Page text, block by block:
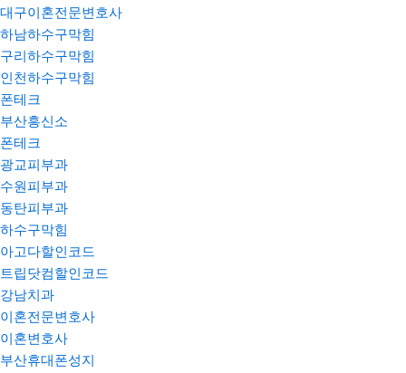
대구이혼전문변호사
하남하수구막힘
구리하수구막힘
인천하수구막힘
폰테크
부산흥신소
폰테크
광교피부과
수원피부과
동탄피부과
하수구막힘
아고다할인코드
트립닷컴할인코드
강남치과
이혼전문변호사
이혼변호사
부산휴대폰성지